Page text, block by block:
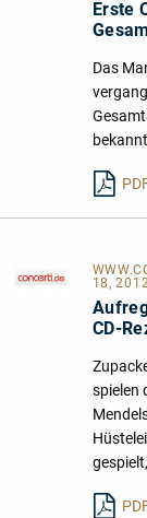
Erste
Das
bekannt
18,
CD-
spielen